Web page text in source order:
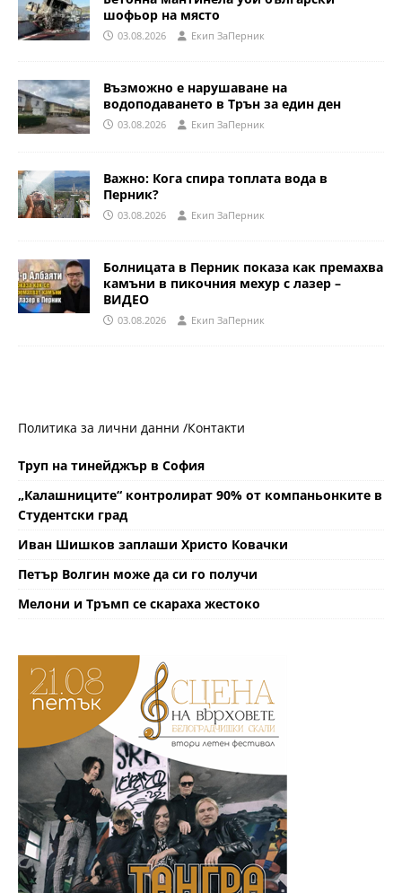
шофьор на място
03.08.2026 Eкип ЗаПерник
Възможно е нарушаване на
водоподаването в Трън за един ден
03.08.2026 Eкип ЗаПерник
Важно: Кога спира топлата вода в
Перник?
03.08.2026 Eкип ЗаПерник
Болницата в Перник показа как премахва
камъни в пикочния мехур с лазер –
ВИДЕО
03.08.2026 Eкип ЗаПерник
Политика за лични данни /Контакти
Труп на тинейджър в София
„Калашниците“ контролират 90% от компаньонките в
Студентски град
Иван Шишков заплаши Христо Ковачки
Петър Волгин може да си го получи
Мелони и Тръмп се скараха жестоко